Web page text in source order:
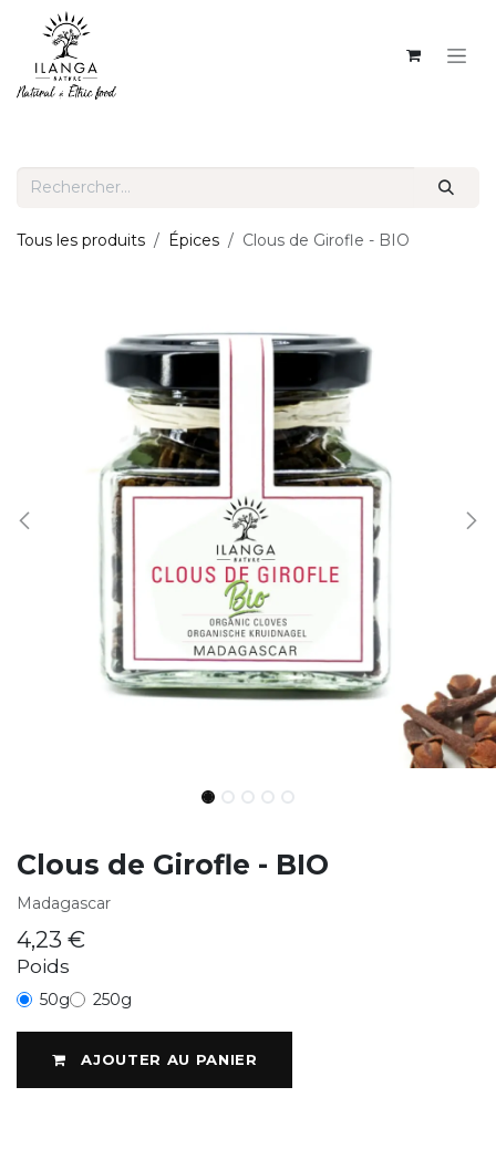
Tous les produits Épices Clous de Girofle - BIO
Clous de Girofle - BIO
Madagascar
4,23 €
Poids
50g 250g
AJOUTER AU PANIER